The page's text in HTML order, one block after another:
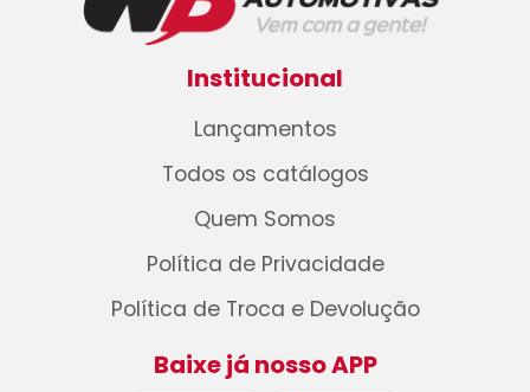
Institucional
Lançamentos
Todos os catálogos
Quem Somos
Política de Privacidade
Política de Troca e Devolução
Baixe já nosso APP